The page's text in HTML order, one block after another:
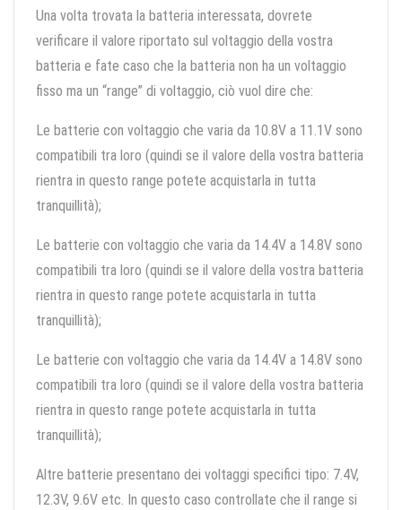
Una volta trovata la batteria interessata, dovrete
verificare il valore riportato sul voltaggio della vostra
batteria e fate caso che la batteria non ha un voltaggio
fisso ma un “range” di voltaggio, ciò vuol dire che:
Le batterie con voltaggio che varia da 10.8V a 11.1V sono
compatibili tra loro (quindi se il valore della vostra batteria
rientra in questo range potete acquistarla in tutta
tranquillità);
Le batterie con voltaggio che varia da 14.4V a 14.8V sono
compatibili tra loro (quindi se il valore della vostra batteria
rientra in questo range potete acquistarla in tutta
tranquillità);
Le batterie con voltaggio che varia da 14.4V a 14.8V sono
compatibili tra loro (quindi se il valore della vostra batteria
rientra in questo range potete acquistarla in tutta
tranquillità);
Altre batterie presentano dei voltaggi specifici tipo: 7.4V,
12.3V, 9.6V etc. In questo caso controllate che il range si